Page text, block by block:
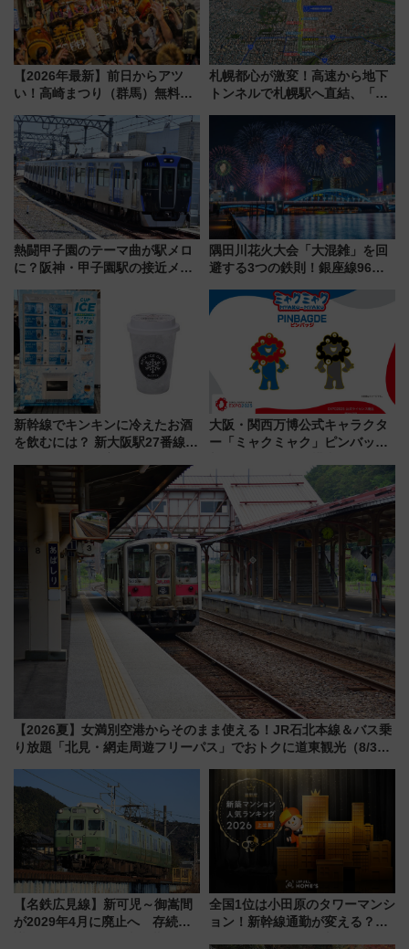
【2026年最新】前日からアツ
い！高崎まつり（群馬）無料観
しまで
札幌都心が激変！高速から地下
トンネルで札幌駅へ直結、「創
から本格着工、延長4.8km整備
事業の全貌
熱闘甲子園のテーマ曲が駅メロ
に？阪神・甲子園駅の接近メロ
谷実アレンジの特別仕様へ、8月
5日始発から
隅田川花火大会「大混雑」を回
避する3つの鉄則！銀座線96本
ツリー駅の規制まとめ 7/25開催
（2026年）
新幹線でキンキンに冷えたお酒
を飲むには？ 新大阪駅27番線ホ
レス「カップ氷」専用自販機が
大阪・関西万博公式キャラクタ
ー「ミャクミャク」ピンバッジ
中旬発売
【2026夏】女満別空港からそのまま使える！JR石北本線＆バス乗
り放題「北見・網走周遊フリーパス」でおトクに道東観光（8/3発
【名鉄広見線】新可児～御嵩間
が2029年4月に廃止へ 存続協
全国1位は小田原のタワーマンシ
ョン！新幹線通勤が変える？